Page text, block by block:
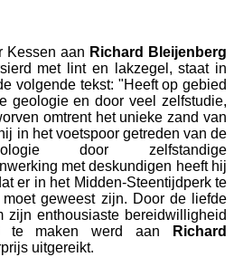
Kessen aan Richard Bleijenberg
met lint en lakzegel, staat in
volgende tekst: "Heeft op gebied
geologie en door veel zelfstudie,
omtrent het unieke zand van
in het voetspoor getreden van de
door zelfstandige
met deskundigen heeft hij
er in het Midden-Steentijdperk te
geweest zijn. Door de liefde
enthousiaste bereidwilligheid
te maken werd aan
Richard
uitgereikt.